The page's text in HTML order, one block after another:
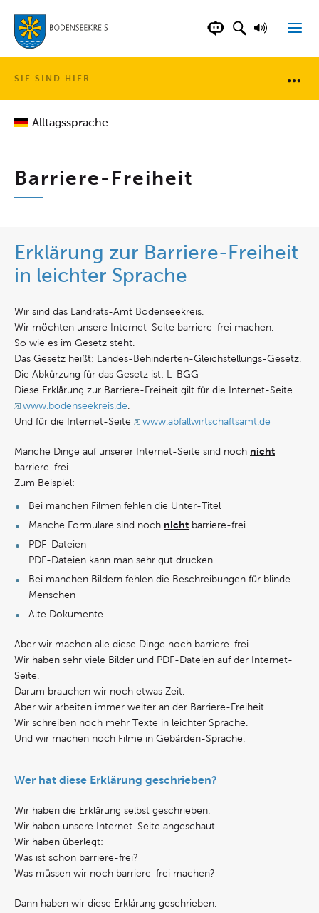
LANDKREISCHATBOT DER
SUCHFELD
SIE SIND HIER
Alltagssprache
Barriere-Freiheit
Erklärung zur Barriere-Freiheit
in leichter Sprache
Wir sind das Landrats-Amt Bodenseekreis.
Wir möchten unsere Internet-Seite barriere-frei machen.
So wie es im Gesetz steht.
Das Gesetz heißt: Landes-Behinderten-Gleichstellungs-Gesetz.
Die Abkürzung für das Gesetz ist: L-BGG
Diese Erklärung zur Barriere-Freiheit gilt für die Internet-Seite
www.bodenseekreis.de.
Und für die Internet-Seite
www.abfallwirtschaftsamt.de
Manche Dinge auf unserer Internet-Seite sind noch nicht
barriere-frei
Zum Beispiel:
Bei manchen Filmen fehlen die Unter-Titel
Manche Formulare sind noch nicht barriere-frei
PDF-Dateien
PDF-Dateien kann man sehr gut drucken
Bei manchen Bildern fehlen die Beschreibungen für blinde
Menschen
Alte Dokumente
Aber wir machen alle diese Dinge noch barriere-frei.
Wir haben sehr viele Bilder und PDF-Dateien auf der Internet-
Seite.
Darum brauchen wir noch etwas Zeit.
Aber wir arbeiten immer weiter an der Barriere-Freiheit.
Wir schreiben noch mehr Texte in leichter Sprache.
Und wir machen noch Filme in Gebärden-Sprache.
Wer hat diese Erklärung geschrieben?
Wir haben die Erklärung selbst geschrieben.
Wir haben unsere Internet-Seite angeschaut.
Wir haben überlegt:
Was ist schon barriere-frei?
Was müssen wir noch barriere-frei machen?
Dann haben wir diese Erklärung geschrieben.